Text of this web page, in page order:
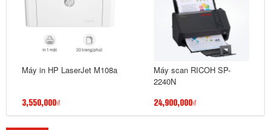
Máy in HP LaserJet M108a
3,550,000₫
Máy scan RICOH SP-
2240N
24,900,000₫